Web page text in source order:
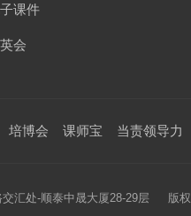
课件
会
培博会 课师宝 当责领导力
交汇处-顺泰中晟大厦28-29层 版权